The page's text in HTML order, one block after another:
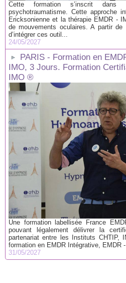
Cette formation s’inscrit
psychotraumatisme. Cette approche
Ericksonienne et la thérapie EMDR -
de mouvements oculaires. A partir de
d’intégrer ces outil...
24/05/2027
PARIS - Formation en
IMO, 3 Jours. Formation
IMO ®
Une formation labellisée France
pouvant légalement délivrer la
partenariat entre les Instituts CHTIP,
formation en EMDR Intégrative, EMDR
31/05/2027